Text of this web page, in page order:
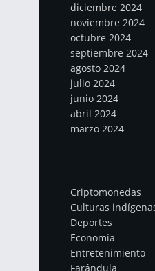
diciembre 2024
noviembre 2024
octubre 2024
septiembre 2024
agosto 2024
julio 2024
junio 2024
abril 2024
marzo 2024
Criptomonedas
Culturas
Deportes
Economía
Entretenimiento
Farándula